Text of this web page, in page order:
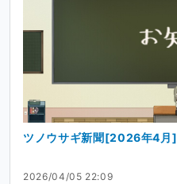
2026/04/05 22:09
ツノウサギ新聞[2026年4月]